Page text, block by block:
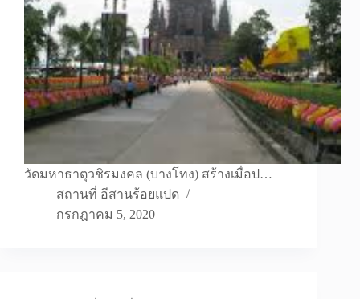
วัดมหาธาตุวชิรมงคล (บางโทง) สร้างเมื่อป…
สถานที่ อีสานร้อยแปด
กรกฎาคม 5, 2020